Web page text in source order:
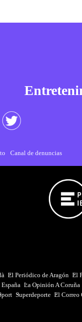
Canal de denuncias
El Periódico de Aragón El
La Opinión A Coruña
Superdeporte El Correo